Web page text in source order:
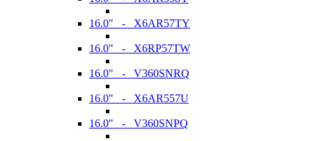
16.0" - X6AR57TY
16.0" - X6RP57TW
16.0" - V360SNRQ
16.0" - X6AR557U
16.0" - V360SNPQ